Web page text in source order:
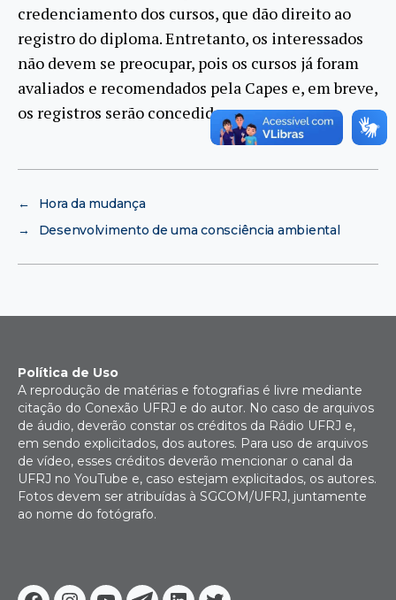
credenciamento dos cursos, que dão direito ao
registro do diploma. Entretanto, os interessados
não devem se preocupar, pois os cursos já foram
avaliados e recomendados pela Capes e, em breve,
os registros serão concedidos.
←
Hora da mudança
→
Desenvolvimento de uma consciência ambiental
Política de Uso
A reprodução de matérias e fotografias é livre mediante
citação do Conexão UFRJ e do autor. No caso de arquivos
de áudio, deverão constar os créditos da Rádio UFRJ e,
em sendo explicitados, dos autores. Para uso de arquivos
de vídeo, esses créditos deverão mencionar o canal da
UFRJ no YouTube e, caso estejam explicitados, os autores.
Fotos devem ser atribuídas à SGCOM/UFRJ, juntamente
ao nome do fotógrafo.